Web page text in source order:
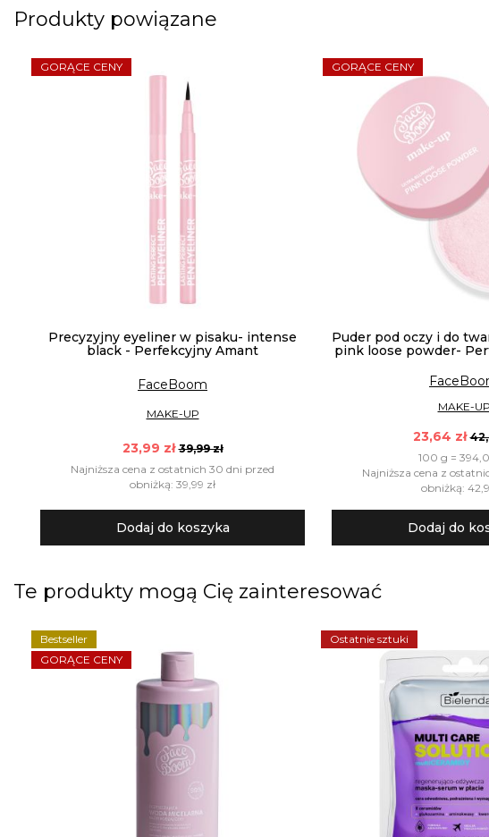
Produkty powiązane
GORĄCE CENY
Precyzyjny eyeliner w pisaku- intense
black - Perfekcyjny Amant
FaceBoom
MAKE-UP
23,99 zł 39,99 zł
Najniższa cena z ostatnich 30 dni przed
obniżką: 39,99 zł
Dodaj do koszyka
GORĄCE CENY
Puder pod oczy i do
pink loose powder-
MAKE-UP
23,64 zł
100 g =
Najniższa cena z
obniżką:
Dodaj do
Te produkty mogą Cię zainteresować
Bestseller
GORĄCE CENY
Ostatnie sztuki